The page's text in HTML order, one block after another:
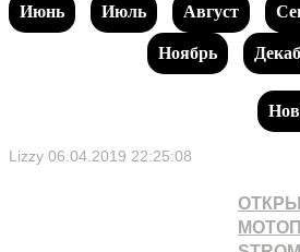
Июнь Июль Август
Ноябрь
Lizzy 06.04.2019 22:25:08